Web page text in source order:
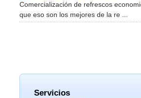
Comercialización de refrescos
que eso son los mejores de la re ...
Servicios